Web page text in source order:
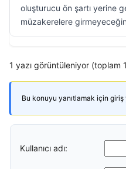
oluşturucu ön şartı yerine
müzakerelere
1 yazı görüntüleniyor (toplam
Bu konuyu yanıtlamak için giriş
Kullanıcı adı: